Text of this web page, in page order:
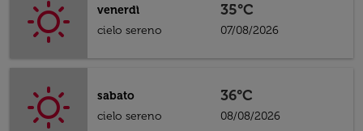
venerdì
cielo sereno
35°C
07/08/2026
sabato
cielo sereno
36°C
08/08/2026